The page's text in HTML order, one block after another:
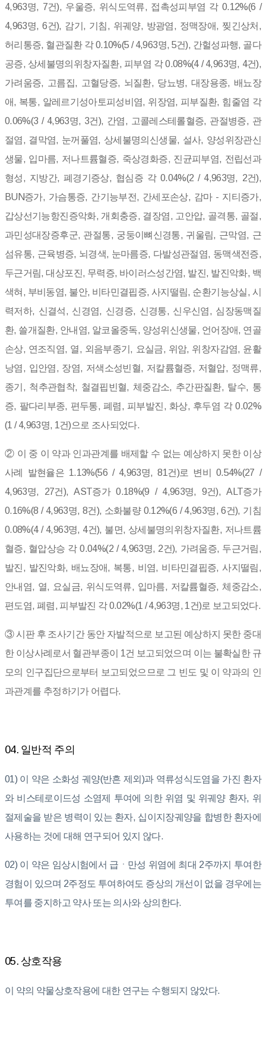
4,963명, 7건), 우울증, 위식도역류, 접촉성피부염 각 0.12%(6 /
4,963명, 6건), 감기, 기침, 위궤양, 방광염, 정맥장애, 찢긴상처,
허리통증, 혈관질환 각 0.10%(5 / 4,963명, 5건), 간헐성파행, 골다
공증, 상세불명의위창자질환, 피부염 각 0.08%(4 / 4,963명, 4건),
가려움증, 고름집, 고혈당증, 뇌질환, 당뇨병, 대장용종, 배뇨장
애, 복통, 알레르기성아토피성비염, 위장염, 피부질환, 힘줄염 각
0.06%(3 / 4,963명, 3건), 간염, 고콜레스테롤혈증, 관절병증, 관
절염, 결막염, 눈꺼풀염, 상세불명의신생물, 설사, 양성위장관신
생물, 입마름, 저나트륨혈증, 죽상경화증, 진균피부염, 전립선과
형성, 지방간, 폐경기증상, 협심증 각 0.04%(2 / 4,963명, 2건),
BUN증가, 가슴통증, 간기능부전, 간세포손상, 감마 - 지티증가,
갑상선기능항진증악화, 개회충증, 결장염, 고안압, 골격통, 골절,
과민성대장증후군, 관절통, 궁둥이뼈신경통, 귀울림, 근막염, 근
섬유통, 근육병증, 뇌경색, 눈마름증, 다발성관절염, 동맥색전증,
두근거림, 대상포진, 무력증, 바이러스성간염, 발진, 발진악화, 백
색혀, 부비동염, 불안, 비타민결핍증, 사지떨림, 순환기능상실, 시
력저하, 신결석, 신경염, 신경증, 신경통, 신우신염, 심장동맥질
환, 쓸개질환, 안내염, 알코올중독, 양성위신생물, 언어장애, 연골
손상, 연조직염, 열, 외음부종기, 요실금, 위암, 위창자감염, 윤활
낭염, 입안염, 장염, 저색소성빈혈, 저칼륨혈증, 저혈압, 정맥류,
종기, 척추관협착, 철결핍빈혈, 체중감소, 추간판질환, 탈수, 통
증, 팔다리부종, 편두통, 폐렴, 피부발진, 화상, 후두염 각 0.02%
(1 / 4,963명, 1건)으로 조사되었다.
② 이 중 이 약과 인과관계를 배제할 수 없는 예상하지 못한 이상
사례 발현율은 1.13%(56 / 4,963명, 81건)로 변비 0.54%(27 /
4,963명, 27건), AST증가 0.18%(9 / 4,963명, 9건), ALT증가
0.16%(8 / 4,963명, 8건), 소화불량 0.12%(6 / 4,963명, 6건), 기침
0.08%(4 / 4,963명, 4건), 불면, 상세불명의위창자질환, 저나트륨
혈증, 혈압상승 각 0.04%(2 / 4,963명, 2건), 가려움증, 두근거림,
발진, 발진악화, 배뇨장애, 복통, 비염, 비타민결핍증, 사지떨림,
안내염, 열, 요실금, 위식도역류, 입마름, 저칼륨혈증, 체중감소,
편도염, 폐렴, 피부발진 각 0.02%(1 / 4,963명, 1건)로 보고되었다.
③ 시판 후 조사기간 동안 자발적으로 보고된 예상하지 못한 중대
한 이상사례로서 혈관부종이 1건 보고되었으며 이는 불확실한 규
모의 인구집단으로부터 보고되었으므로 그 빈도 및 이 약과의 인
과관계를 추정하기가 어렵다.
04. 일반적 주의
01) 이 약은 소화성 궤양(반흔 제외)과 역류성식도염을 가진 환자
와 비스테로이드성 소염제 투여에 의한 위염 및 위궤양 환자, 위
절제술을 받은 병력이 있는 환자, 십이지장궤양을 합병한 환자에
사용하는 것에 대해 연구되어 있지 않다.
02) 이 약은 임상시험에서 급ㆍ만성 위염에 최대 2주까지 투여한
경험이 있으며 2주정도 투여하여도 증상의 개선이 없을 경우에는
투여를 중지하고 약사 또는 의사와 상의한다.
05. 상호작용
이 약의 약물상호작용에 대한 연구는 수행되지 않았다.